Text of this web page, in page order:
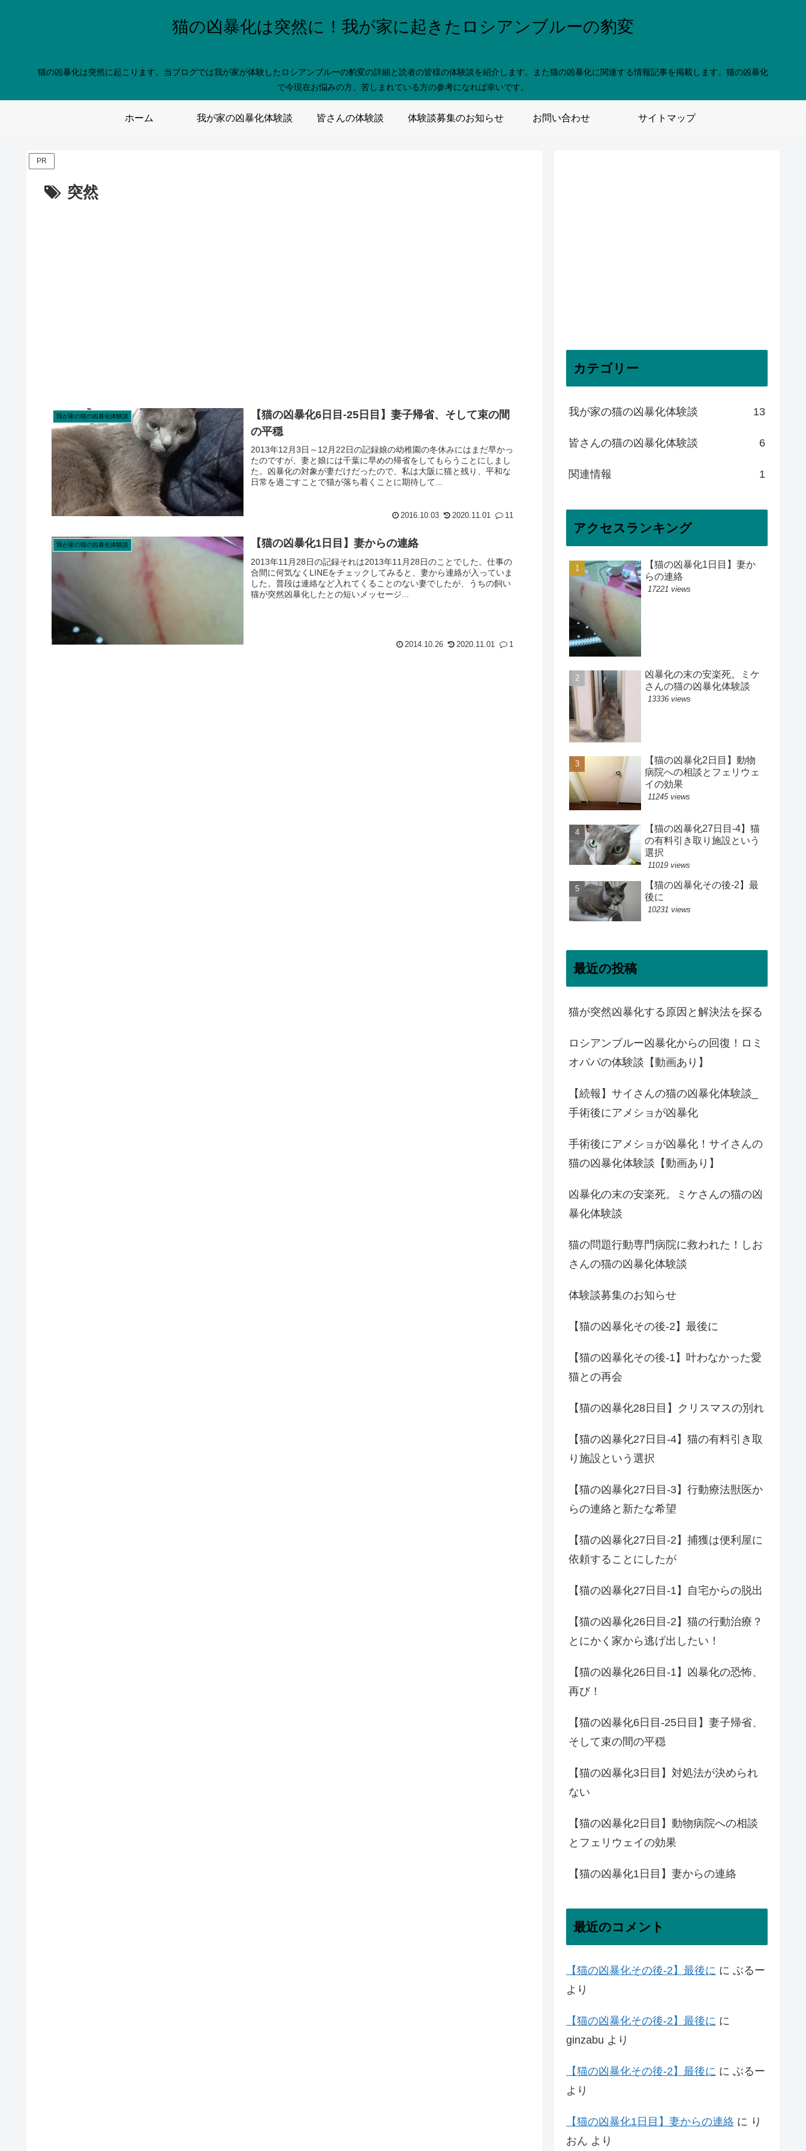
猫の凶暴化は突然に！我が家に起きたロシアンブルーの豹変
猫の凶暴化は突然に起こります。当ブログでは我が家が体験したロシアンブルーの豹変の詳細と読者の皆様の体験談を紹介します。また猫の凶暴化に関連する情報記事を掲載します。猫の凶暴化
で今現在お悩みの方、苦しまれている方の参考になれば幸いです。
ホーム 我が家の凶暴化体験談 皆さんの体験談 体験談募集のお知らせ お問い合わせ サイトマップ
PR
突然
我が家の猫の凶暴化体験談
【猫の凶暴化6日目-25日目】妻子帰省、そして束の間
の平穏
2013年12月3日～12月22日の記録娘の幼稚園の冬休みにはまだ早かっ
たのですが、妻と娘には千葉に早めの帰省をしてもらうことにしまし
た。凶暴化の対象が妻だけだったので、私は大阪に猫と残り、平和な
日常を過ごすことで猫が落ち着くことに期待して...
2016.10.03 2020.11.01 11
我が家の猫の凶暴化体験談 【猫の凶暴化1日目】妻からの連絡
2013年11月28日の記録それは2013年11月28日のことでした。仕事の
合間に何気なくLINEをチェックしてみると、妻から連絡が入っていま
した。普段は連絡など入れてくることのない妻でしたが、うちの飼い
猫が突然凶暴化したとの短いメッセージ...
2014.10.26 2020.11.01 1
カテゴリー
我が家の猫の凶暴化体験談 13
皆さんの猫の凶暴化体験談 6
関連情報 1
アクセスランキング
【猫の凶暴化1日目】妻か
らの連絡
17221 views
凶暴化の末の安楽死。ミケ
さんの猫の凶暴化体験談
13336 views
【猫の凶暴化2日目】動物
病院への相談とフェリウェ
イの効果
11245 views
【猫の凶暴化27日目-4】猫
の有料引き取り施設という
選択
11019 views
【猫の凶暴化その後-2】最
後に
10231 views
最近の投稿
猫が突然凶暴化する原因と解決法を探る
ロシアンブルー凶暴化からの回復！ロミ
オパパの体験談【動画あり】
【続報】サイさんの猫の凶暴化体験談_
手術後にアメショが凶暴化
手術後にアメショが凶暴化！サイさんの
猫の凶暴化体験談【動画あり】
凶暴化の末の安楽死。ミケさんの猫の凶
暴化体験談
猫の問題行動専門病院に救われた！しお
さんの猫の凶暴化体験談
体験談募集のお知らせ
【猫の凶暴化その後-2】最後に
【猫の凶暴化その後-1】叶わなかった愛
猫との再会
【猫の凶暴化28日目】クリスマスの別れ
【猫の凶暴化27日目-4】猫の有料引き取
り施設という選択
【猫の凶暴化27日目-3】行動療法獣医か
らの連絡と新たな希望
【猫の凶暴化27日目-2】捕獲は便利屋に
依頼することにしたが
【猫の凶暴化27日目-1】自宅からの脱出
【猫の凶暴化26日目-2】猫の行動治療？
とにかく家から逃げ出したい！
【猫の凶暴化26日目-1】凶暴化の恐怖、
再び！
【猫の凶暴化6日目-25日目】妻子帰省、
そして束の間の平穏
【猫の凶暴化3日目】対処法が決められ
ない
【猫の凶暴化2日目】動物病院への相談
とフェリウェイの効果
【猫の凶暴化1日目】妻からの連絡
最近のコメント
【猫の凶暴化その後-2】最後に に ぶるー
より
【猫の凶暴化その後-2】最後に に
ginzabu より
【猫の凶暴化その後-2】最後に に ぶるー
より
【猫の凶暴化1日目】妻からの連絡 に り
おん より